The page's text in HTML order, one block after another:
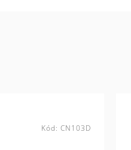
Kód: CN103D